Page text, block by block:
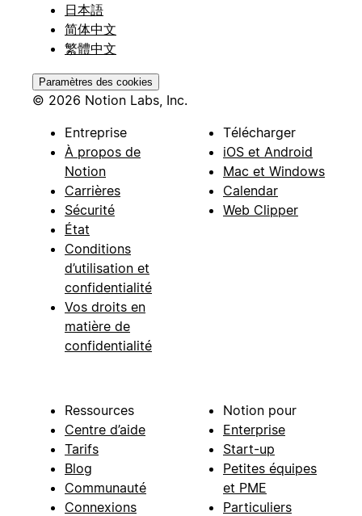
日本語
简体中文
繁體中文
Paramètres des cookies
© 2026 Notion Labs, Inc.
Entreprise
À propos de
Notion
Carrières
Sécurité
État
Conditions
d’utilisation et
confidentialité
Vos droits en
matière de
confidentialité
Télécharger
iOS et Android
Mac et Windows
Calendar
Web Clipper
Ressources
Centre d’aide
Tarifs
Blog
Communauté
Connexions
Notion pour
Enterprise
Start-up
Petites équipes
et PME
Particuliers